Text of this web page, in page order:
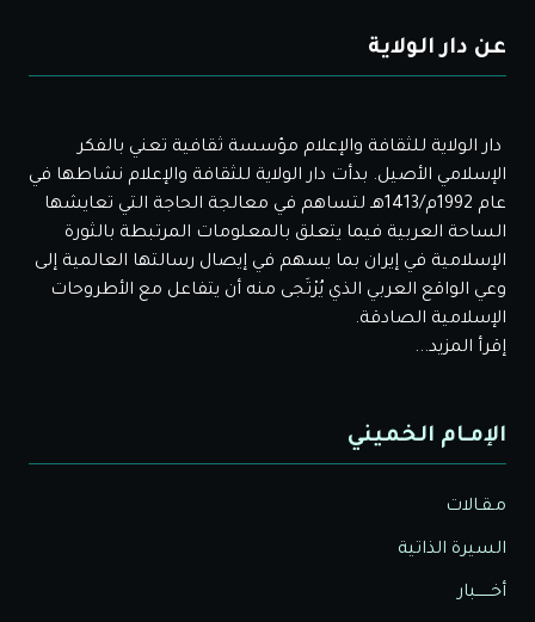
عن دار الولاية
دار الولاية للثقافة والإعلام مؤسسة ثقافية تعني بالفكر
الإسلامي الأصيل. بدأت دار الولاية للثقافة والإعلام نشاطها في
عام 1992م/1413هـ لتساهم في معالجة الحاجة التي تعايشها
الساحة العربية فيما يتعلق بالمعلومات المرتبطة بالثورة
الإسلامية في إيران بما يسهم في إيصال رسالتها العالمية إلى
وعي الواقع العربي الذي يُرْتَجى منه أن يتفاعل مع الأطروحات
الإسلامية الصادقة.
إقرأ المزيد...
الإمـام الخميني
مـقـالات
السيرة الذاتية
أخــــــبار